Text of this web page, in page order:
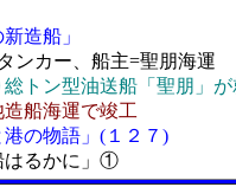
造船」
ンカー、船主=聖朋海運
総トン型油送船「聖朋」が
造船海運で竣工
港の物語」(１２７)
はるかに」①